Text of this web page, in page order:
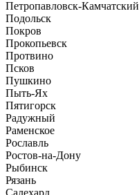
Петропавловск-Камчатский
Подольск
Покров
Прокопьевск
Протвино
Псков
Пушкино
Пыть-Ях
Пятигорск
Радужный
Раменское
Рославль
Ростов-на-Дону
Рыбинск
Рязань
Салехард